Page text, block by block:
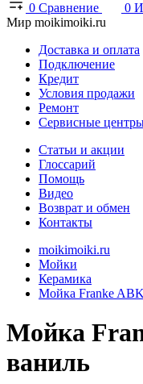
0 Сравнение 0
Мир moikimoiki.ru
Доставка и оплата
Подключение
Кредит
Условия продажи
Ремонт
Сервисные
Статьи и акции
Глоссарий
Помощь
Видео
Возврат и обмен
Контакты
moikimoiki.ru
Мойки
Керамика
Мойка Franke
Мойка
ваниль